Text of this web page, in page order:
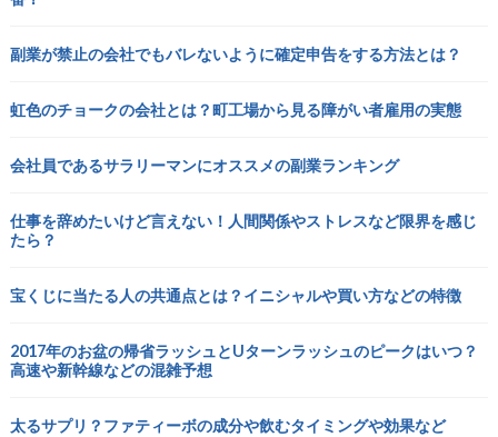
副業が禁止の会社でもバレないように確定申告をする方法とは？
虹色のチョークの会社とは？町工場から見る障がい者雇用の実態
会社員であるサラリーマンにオススメの副業ランキング
仕事を辞めたいけど言えない！人間関係やストレスなど限界を感じ
たら？
宝くじに当たる人の共通点とは？イニシャルや買い方などの特徴
2017年のお盆の帰省ラッシュとUターンラッシュのピークはいつ？
高速や新幹線などの混雑予想
太るサプリ？ファティーボの成分や飲むタイミングや効果など